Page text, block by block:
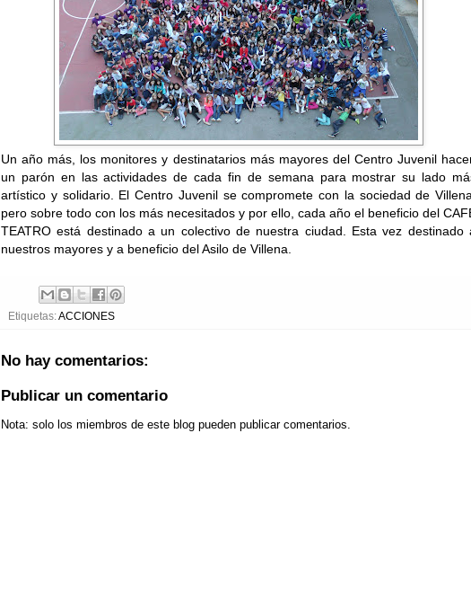
Un año más, los monitores y destinatarios más mayores del Centro Juvenil
un parón en las actividades de cada fin de semana para mostrar su lado
artístico y solidario. El Centro Juvenil se compromete con la sociedad de
pero sobre todo con los más necesitados y por ello, cada año el beneficio del
TEATRO está destinado a un colectivo de nuestra ciudad. Esta vez destinado
nuestros mayores y a beneficio del Asilo de Villena.
Etiquetas: ACCIONES
No hay comentarios:
Publicar un comentario
Nota: solo los miembros de este blog pueden publicar comentarios.